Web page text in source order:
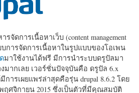
จัดการเนื้อหาเว็บ (content management
บการจัดการเนื้อหาในรูปแบบของโอเพน
มาใช้งานได้ฟรี มีการนำระบบดรูปัลมา
มากเลย เวอร์ชั่นปัจจุบันคือ ดรูปัล 6.x
ารเผยแพร่ล่าสุดคือรุ่น drupal 8.6.2 โดย
ฤศจิกายน 2015 ซึ่งเป็นตัวที่มีคุณสมบัติ